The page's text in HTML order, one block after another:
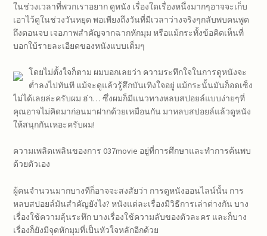
ในช่วงเวลาที่พวกเราอยาก ดูหนัง เรื่องใดเรื่องหนึ่งมากๆอาจจะเก็บ
เอาไว้ดูในช่วงวันหยุด พอเพียงถึงวันที่มีเวลาว่างจริงๆกลับพบคนพูด
ถึงตอนจบ เจอภาพสำคัญจากฉากหักมุม หรือแม้กระทั้งข้อคิดเห็นที่
บอกใบ้รายละเอียดของหนังแบบเต็มๆ
โดยไม่ตั้งใจก็ตาม ผมบอกเลยว่า ความระทึกใจในการดูหนังจะ
ต่ำลงไปทันที แม้จะดูแล้วรู้สึกบันเทิงใจอยู่ แม้กระนั้นมันก็อดเซ็ง
ไม่ได้เลยล่ะครับผม ฮ่า… ซึ่งผมก็มีแนวทางหลบสปอยล์แบบง่ายๆที่
คุณอาจไม่คิดมาก่อนมาฝากด้วยเหมือนกัน มาหลบสปอยล์แล้วดูหนัง
ให้สนุกกันเหอะครับผม!
ความเพลิดเพลินของการ 037movie อยู่ที่การศึกษาและทำการค้นพบ
ด้วยตัวเอง
ผู้คนจำนวนมากบางทีก็อาจจะสงสัยว่า การดูหนังออนไลน์นั้น การ
หลบสปอยล์มันสำคัญยังไง? หนังแต่ละเรื่องมีวิธีการเล่าต่างกัน บาง
เรื่องใช้ความลุ้นระทึก บางเรื่องใช้ความลับของตัวละคร และก็บาง
เรื่องก็ยังมีจุดหักมุมที่เป็นหัวใจหลักอีกด้วย